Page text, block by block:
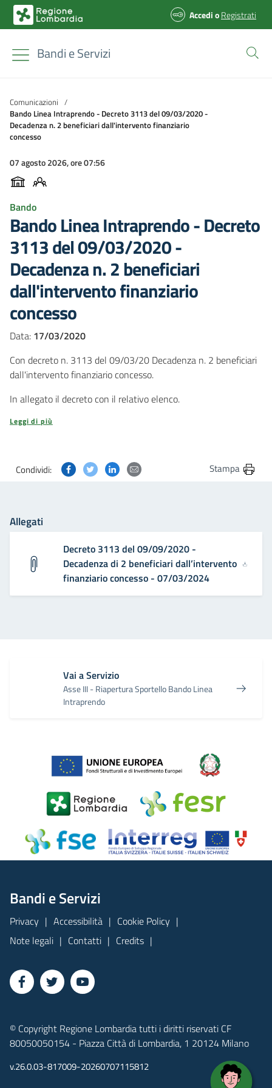
AccedioRegistrati
Bandi e Servizi
Comunicazioni /
Bando Linea Intraprendo - Decreto 3113 del 09/03/2020 -
Decadenza n. 2 beneficiari dall'intervento finanziario
concesso
07 agosto 2026, ore 07:56
Bando
Bando Linea Intraprendo - Decreto
3113 del 09/03/2020 -
Decadenza n. 2 beneficiari
dall'intervento finanziario
concesso
Data: 17/03/2020
Con decreto n. 3113 del 09/03/20 Decadenza n. 2 beneficiari
dall'intervento finanziario concesso.
In allegato il decreto con il relativo elenco.
Leggi di più
Condividi: Condividi questa pagina su Facebook
Condividi questa pagina su Twitter
Condividi questa pagina su Linkedin
Condividi questa pagina via
Stampa
Allegati
Decreto 3113 del 09/09/2020 -
Decadenza di 2 beneficiari dall’intervento
finanziario concesso - 07/03/2024
Vai a Servizio
Asse III - Riapertura Sportello Bando Linea
Intraprendo
Bandi e Servizi
Privacy Accessibilità
Cookie Policy
Note legali
Contatti Credits
© Copyright Regione Lombardia tutti i diritti riservati CF
80050050154 - Piazza Città di Lombardia, 1 20124 Milano
v.26.0.03-817009-20260707115812